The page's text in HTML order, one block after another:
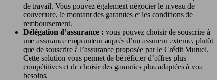
de travail. Vous pouvez également négocier le niveau de
couverture, le montant des garanties et les conditions de
remboursement.
Délégation d’assurance : vous pouvez choisir de souscrire à
une assurance emprunteur auprès d’un assureur externe, plutôt
que de souscrire à l’assurance proposée par le Crédit Mutuel.
Cette solution vous permet de bénéficier d’offres plus
compétitives et de choisir des garanties plus adaptées à vos
besoins.